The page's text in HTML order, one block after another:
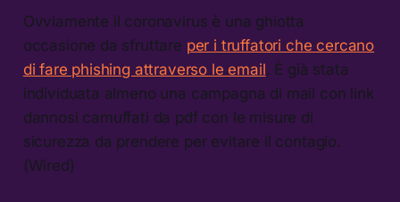
Ovviamente il coronavirus è una ghiotta
occasione da sfruttare per i truffatori che cercano
di fare phishing attraverso le email. È già stata
individuata almeno una campagna di mail con link
dannosi camuffati da pdf con le misure di
sicurezza da prendere per evitare il contagio.
(Wired)